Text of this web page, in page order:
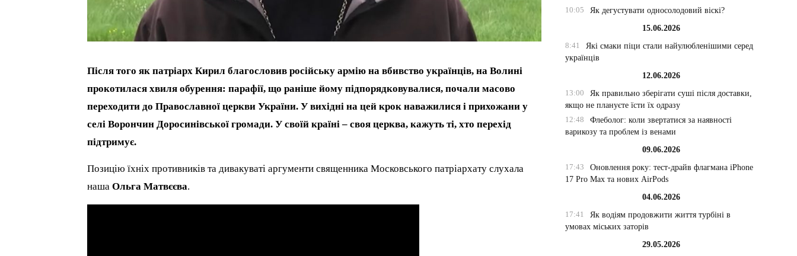
Після того як патріарх Кирил благословив російську армію на вбивство українців, на Волині
прокотилася хвиля обурення: парафії, що раніше йому підпорядковувалися, почали масово
переходити до Православної церкви України. У вихідні на цей крок наважилися і прихожани у
селі Ворончин Доросинівської громади. У своїй країні – своя церква, кажуть ті, хто перехід
підтримує.
Позицію їхніх противників та дивакуваті аргументи священника Московського патріархату слухала
нашаОльга Матвєєва.
10:05
Як дегустувати односолодовий віскі?
15.06.2026
8:41
Які смаки піци стали найулюбленішими серед
українців
12.06.2026
13:00
Як правильно зберігати суші після доставки,
якщо не плануєте їсти їх одразу
12:48
Флеболог: коли звертатися за наявності
варикозу та проблем із венами
09.06.2026
17:43
Оновлення року: тест-драйв флагмана iPhone
17 Pro Max та нових AirPods
04.06.2026
17:41
Як водіям продовжити життя турбіні в
умовах міських заторів
29.05.2026